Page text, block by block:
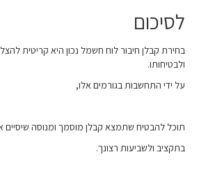
לסיכום
בחירת קבלן חיבור לוח חשמל נכון היא קריטית
ולבטיחותו.
על ידי התחשבות בגורמים אלו,
תוכל להבטיח שתמצא קבלן מוסמך ומנוסה שיסיים
בתקציב ולשביעות רצונך.